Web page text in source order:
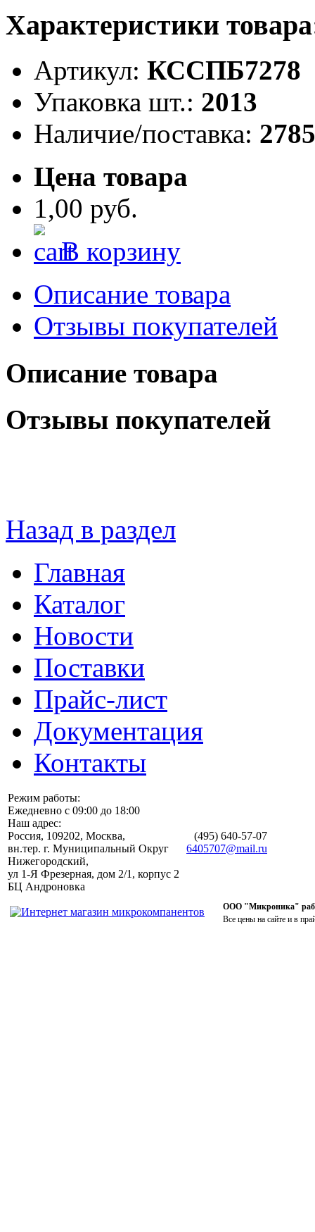
Характеристики
Артикул: КССПБ7278
Упаковка шт.: 2013
Наличие/поставка: 2785
Цена товара
1,00 руб.
В корзину
Описание товара
Отзывы покупателей
Описание товара
Отзывы покупателей
Назад в раздел
Главная
Каталог
Новости
Поставки
Прайс-лист
Документация
Контакты
Режим работы:
Ежедневно с 09:00 до 18:00
Наш адрес:
Россия, 109202, Москва,
вн.тер. г. Муниципальный Округ
Нижегородский,
ул 1-Я Фрезерная, дом 2/1, корпус 2
БЦ Андроновка
(495) 640-57-07
6405707@mail.ru
ООО "Микроника"
Все цены на сайте и в